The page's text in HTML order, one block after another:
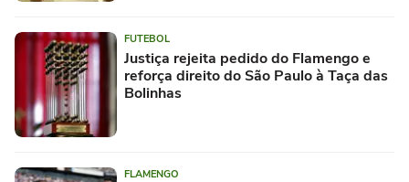
FUTEBOL
Justiça rejeita pedido do Flamengo e
reforça direito do São Paulo à Taça das
Bolinhas
FLAMENGO